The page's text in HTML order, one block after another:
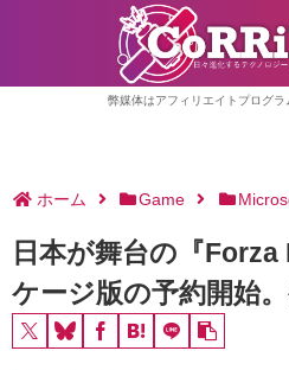
弊媒体はアフィリエイトプログ
ホーム Game
日本が舞台の『
ケージ版の予約開始